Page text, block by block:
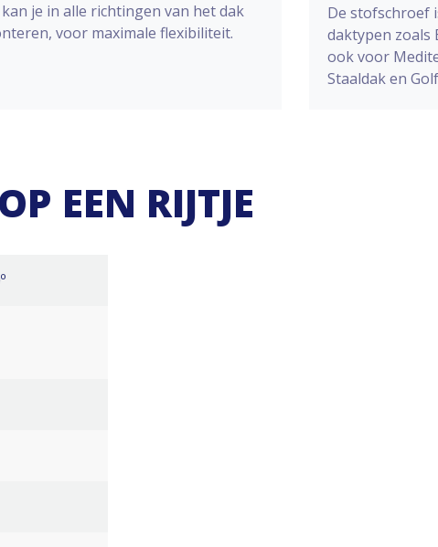
je in alle richtingen van het dak
voor maximale flexibiliteit.
De stofschroef
daktypen zoals
ook voor
Staaldak en
EEN RIJTJE